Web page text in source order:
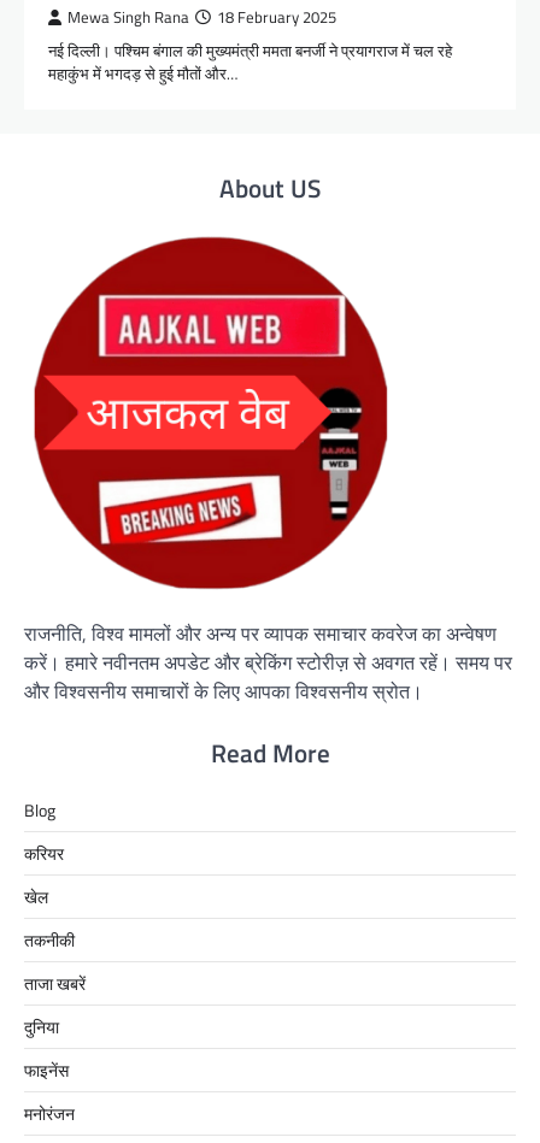
Mewa Singh Rana 18 February 2025
नई दिल्ली। पश्चिम बंगाल की मुख्यमंत्री ममता बनर्जी ने प्रयागराज में चल रहे
महाकुंभ में भगदड़ से हुई मौतों और…
About US
राजनीति, विश्व मामलों और अन्य पर व्यापक समाचार कवरेज का अन्वेषण
करें। हमारे नवीनतम अपडेट और ब्रेकिंग स्टोरीज़ से अवगत रहें। समय पर
और विश्वसनीय समाचारों के लिए आपका विश्वसनीय स्रोत।
Read More
Blog
करियर
खेल
तकनीकी
ताजा खबरें
दुनिया
फाइनेंस
मनोरंजन